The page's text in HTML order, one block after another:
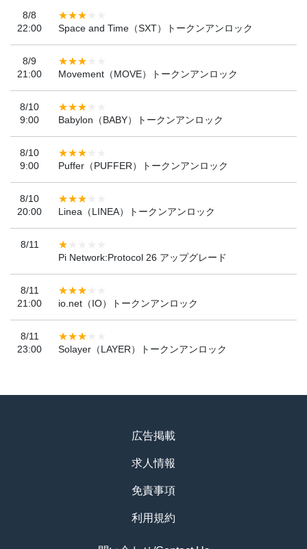
8/8
22:00
Space and Time（SXT）トークンアンロック
8/9
21:00
Movement（MOVE）トークンアンロック
8/10
9:00
Babylon（BABY）トークンアンロック
8/10
9:00
Puffer（PUFFER）トークンアンロック
8/10
20:00
Linea（LINEA）トークンアンロック
8/11
Pi Network:Protocol 26 アップグレード
8/11
21:00
io.net（IO）トークンアンロック
8/11
23:00
Solayer（LAYER）トークンアンロック
広告掲載
求人情報
免責事項
利用規約